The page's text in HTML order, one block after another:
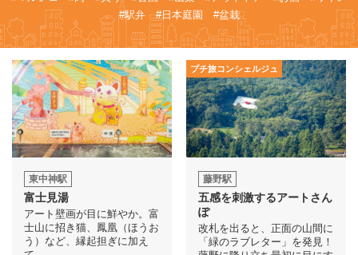
ショッピング
中央線カルチャー
特集
連載
中央線フェス
イベント情報
おしらせ
#駅弁
#日本庭園 #盆栽
東中神駅
富士見湯
アート壁画が目に鮮やか。富
士山に招き猫、鳳凰（ほうお
う）など、縁起担ぎに加え
プチ旅コンシェルジュ
藤野駅
五感を刺激するアートさん
ぽ
改札を出ると、正面の山間に
「緑のラブレター」を発見！